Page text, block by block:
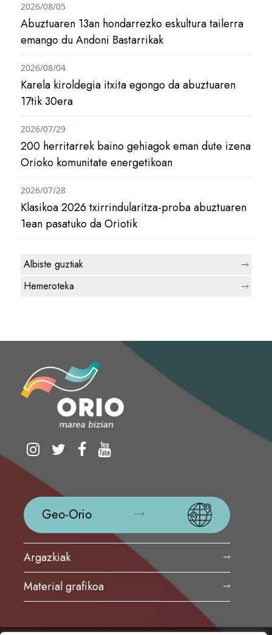
Abuztuaren 13an hondarrezko eskultura tailerra
emango du Andoni Bastarrikak
2026/08/05
Karela kiroldegia itxita egongo da abuztuaren
17tik 30era
2026/08/04
200 herritarrek baino gehiagok eman dute izena
Orioko komunitate energetikoan
2026/07/29
Klasikoa 2026 txirrindularitza-proba abuztuaren
1ean pasatuko da Oriotik
2026/07/28
Albiste guztiak
Hemeroteka
Geo-Orio
Argazkiak
Material grafikoa